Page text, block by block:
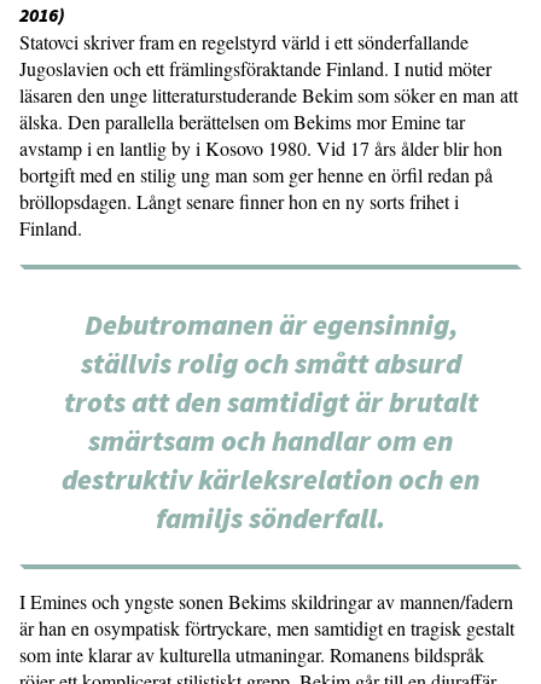
2016)
Statovci skriver fram en regelstyrd värld i ett sönderfallande
Jugoslavien och ett främlingsföraktande Finland. I nutid möter
läsaren den unge litteraturstuderande Bekim som söker en man att
älska. Den parallella berättelsen om Bekims mor Emine tar
avstamp i en lantlig by i Kosovo 1980. Vid 17 års ålder blir hon
bortgift med en stilig ung man som ger henne en örfil redan på
bröllopsdagen. Långt senare finner hon en ny sorts frihet i
Finland.
Debutromanen är egensinnig,
ställvis rolig och smått absurd
trots att den samtidigt är brutalt
smärtsam och handlar om en
destruktiv kärleksrelation och en
familjs sönderfall.
I Emines och yngste sonen Bekims skildringar av mannen/fadern
är han en osympatisk förtryckare, men samtidigt en tragisk gestalt
som inte klarar av kulturella utmaningar. Romanens bildspråk